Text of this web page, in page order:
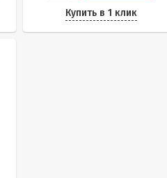
Купить в 1 клик